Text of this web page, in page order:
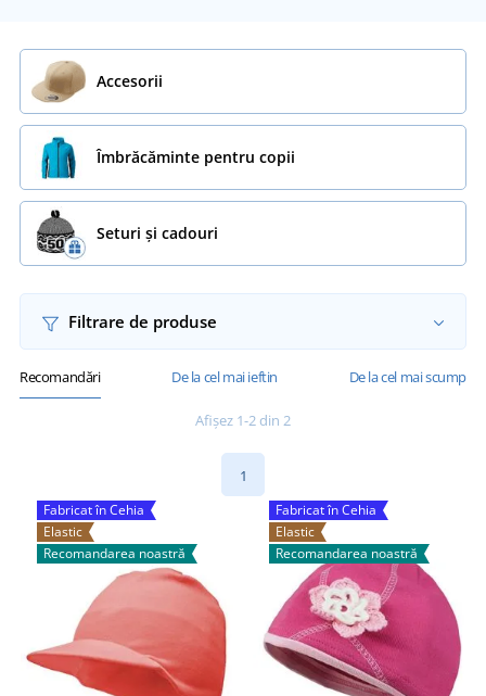
Accesorii
Îmbrăcăminte pentru copii
Seturi și cadouri
Filtrare de produse
Recomandări De la cel mai ieftin De la cel mai scump
Afișez 1-2 din 2
1
Fabricat în Cehia
Elastic
Recomandarea noastră
Fabricat în Cehia
Elastic
Recomandarea noastră